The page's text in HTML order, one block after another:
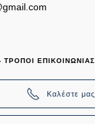
ΕΠΙΚΟΙΝΩΝΙΑΣ
Καλέστε μας